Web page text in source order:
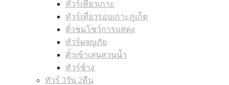
ทัวร์เที่ยวเกาะ
ทัวร์เที่ยวรอบเกาะภูเก็ต
ตั๋วชมโชว์การแสดง
ทัวร์ผจญภัย
ตั๋วเข้าเล่นสวนน้ำ
ทัวร์ช้าง
ทัวร์ 3วัน 2คืน